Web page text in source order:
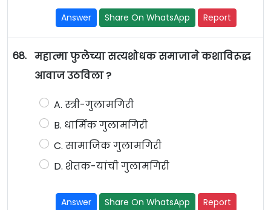
Answer Share On WhatsApp Report
68. महात्मा फुलेच्या सत्यशोधक समाजाने कशाविरूद्ध
आवाज उठविला ?
A. स्त्री-गुलामगिरी
B. धार्मिक गुलामगिरी
C. सामाजिक गुलामगिरी
D. शेतक-यांची गुलामगिरी
Answer Share On WhatsApp Report